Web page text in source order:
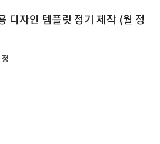
디자인 템플릿 정기 제작 (월 정